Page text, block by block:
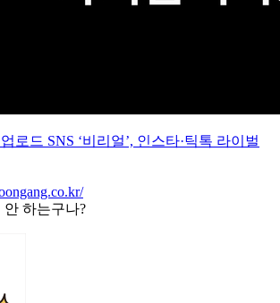
로드 SNS ‘비리얼’, 인스타·틱톡 라이벌
안 하는구나?